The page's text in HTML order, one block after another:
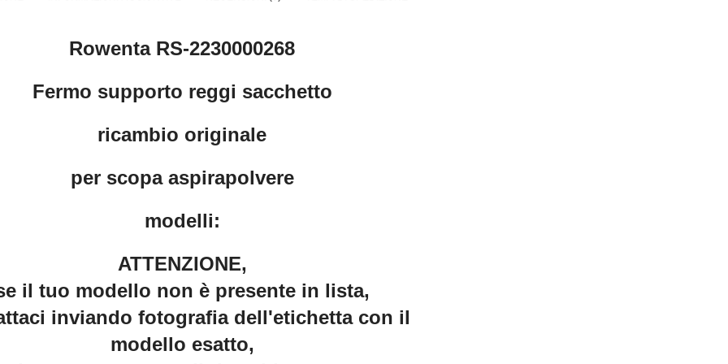
Rowenta RS-2230000268
Fermo supporto reggi sacchetto
ricambio originale
per scopa aspirapolvere
modelli:
ATTENZIONE,
il tuo modello non è presente in lista,
inviando fotografia dell'etichetta con il
modello esatto,